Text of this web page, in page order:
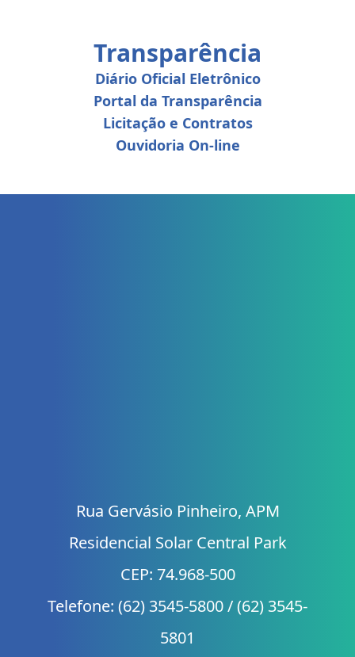
Transparência
Diário Oficial Eletrônico
Portal da Transparência
Licitação e Contratos
Ouvidoria On-line
Rua Gervásio Pinheiro, APM
Residencial Solar Central Park
CEP: 74.968-500
Telefone: (62) 3545-5800 / (62) 3545-
5801